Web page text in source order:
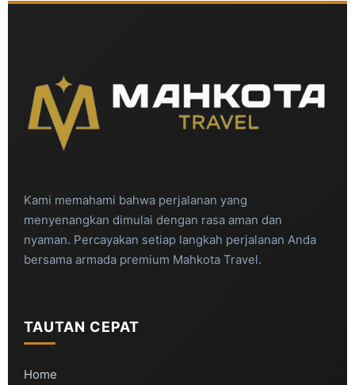
Kami memahami bahwa perjalanan yang
menyenangkan dimulai dengan rasa aman dan
nyaman. Percayakan setiap langkah perjalanan Anda
bersama armada premium Mahkota Travel.
TAUTAN CEPAT
Home